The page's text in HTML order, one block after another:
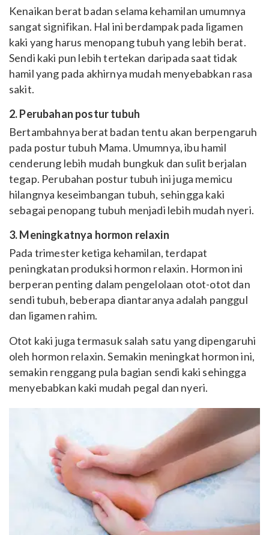
Kenaikan berat badan selama kehamilan umumnya
sangat signifikan. Hal ini berdampak pada ligamen
kaki yang harus menopang tubuh yang lebih berat.
Sendi kaki pun lebih tertekan daripada saat tidak
hamil yang pada akhirnya mudah menyebabkan rasa
sakit.
2. Perubahan postur tubuh
Bertambahnya berat badan tentu akan berpengaruh
pada postur tubuh Mama. Umumnya, ibu hamil
cenderung lebih mudah bungkuk dan sulit berjalan
tegap. Perubahan postur tubuh ini juga memicu
hilangnya keseimbangan tubuh, sehingga kaki
sebagai penopang tubuh menjadi lebih mudah nyeri.
3. Meningkatnya hormon relaxin
Pada trimester ketiga kehamilan, terdapat
peningkatan produksi hormon relaxin. Hormon ini
berperan penting dalam pengelolaan otot-otot dan
sendi tubuh, beberapa diantaranya adalah panggul
dan ligamen rahim.
Otot kaki juga termasuk salah satu yang dipengaruhi
oleh hormon relaxin. Semakin meningkat hormon ini,
semakin renggang pula bagian sendi kaki sehingga
menyebabkan kaki mudah pegal dan nyeri.